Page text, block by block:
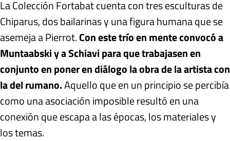
La Colección Fortabat cuenta con tres esculturas de
Chiparus, dos bailarinas y una figura humana que se
asemeja a Pierrot.Con este trío en mente convocó a
Muntaabski y a Schiavi para que trabajasen en
conjunto en poner en diálogo la obra de la artista con
la del rumano.Aquello que en un principio se percibía
como una asociación imposible resultó en una
conexión que escapa a las épocas, los materiales y
los temas.